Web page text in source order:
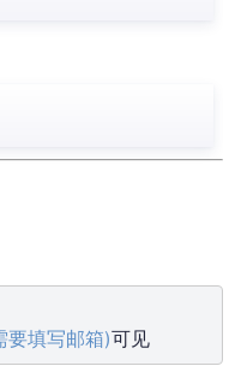
要填写邮箱)可见